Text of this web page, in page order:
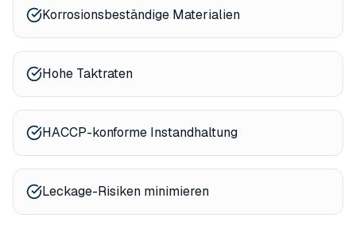
Korrosionsbeständige Materialien
Hohe Taktraten
HACCP-konforme Instandhaltung
Leckage-Risiken minimieren